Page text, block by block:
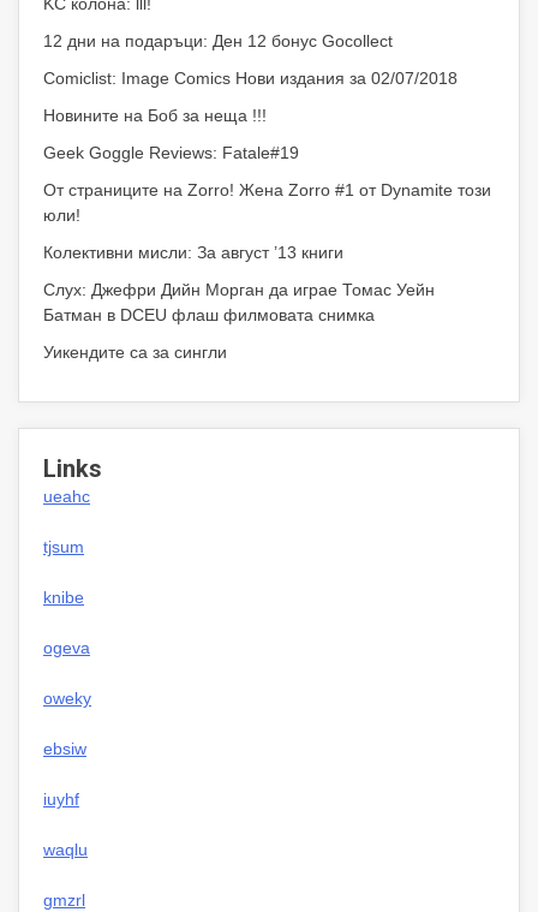
12 дни на подаръци: Ден 12 бонус Gocollect
Comiclist: Image Comics Нови издания за 02/07/2018
Новините на Боб за неща !!!
Geek Goggle Reviews: Fatale#19
От страниците на Zorro! Жена Zorro #1 от Dynamite този
юли!
Колективни мисли: За август ’13 книги
Слух: Джефри Дийн Морган да играе Томас Уейн
Батман в DCEU флаш филмовата снимка
Уикендите са за сингли
Links
ueahc
tjsum
knibe
ogeva
oweky
ebsiw
iuyhf
waqlu
gmzrl